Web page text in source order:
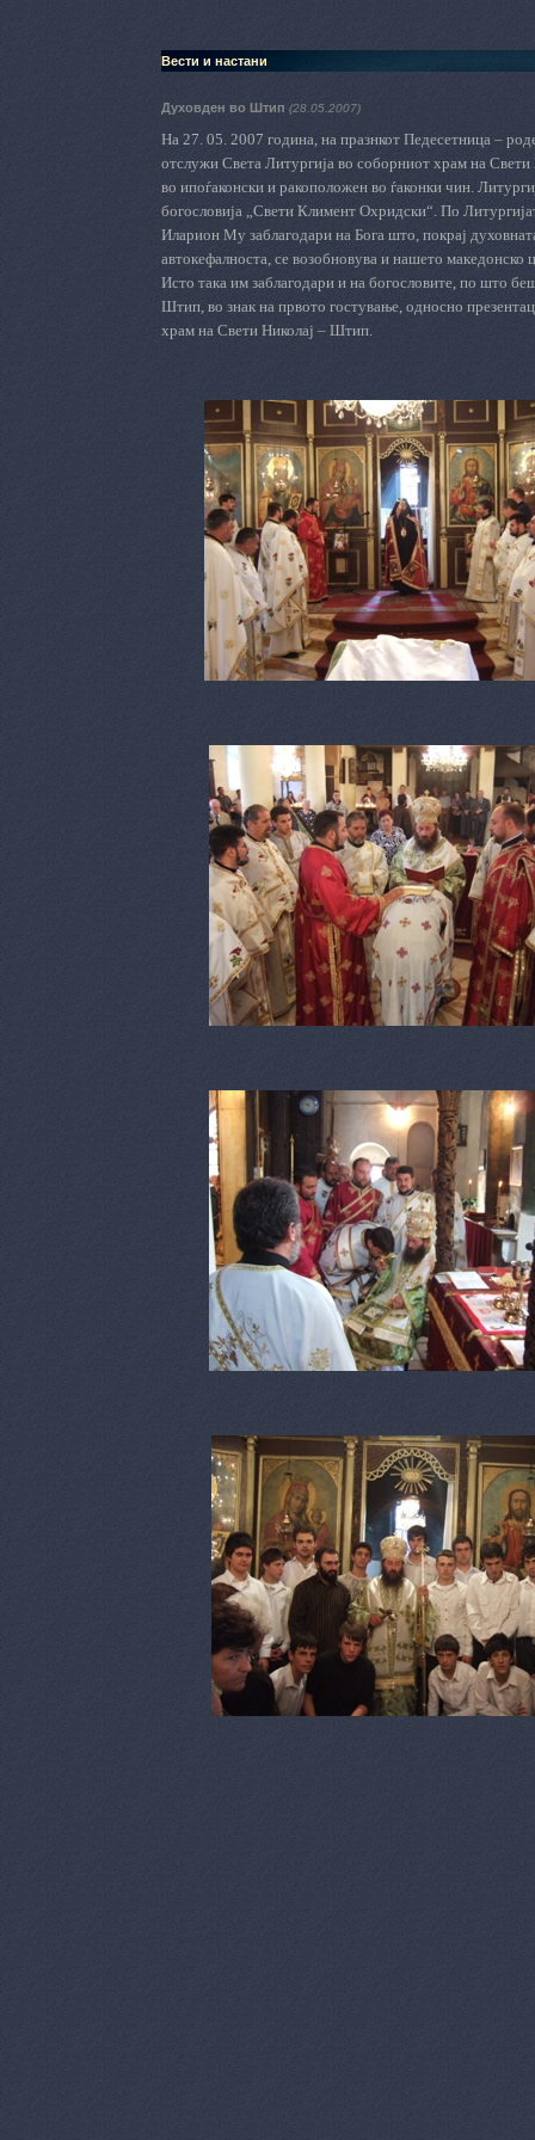
Вести и настани
Духовден во Штип (28.05.2007)
На 27. 05. 2007 година, на празнкот Педесетница –
отслужи Света Литургија во соборниот храм на
во ипоѓаконски и ракоположен во ѓаконки чин.
богословија „Свети Климент Охридски“. По
Иларион Му заблагодари на Бога што, покрај
автокефалноста, се возобновува и нашето
Исто така им заблагодари и на богословите, по што
Штип, во знак на првото гостување, односно
храм на Свети Николај – Штип.